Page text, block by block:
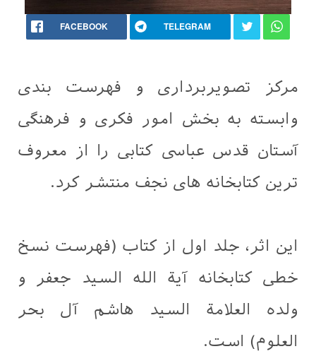
FACEBOOK TELEGRAM
مرکز تصویربرداری و فهرست بندی
وابسته به بخش امور فکری و فرهنگی
آستان قدس عباسی کتابی را از معروف
ترین کتابخانه های نجف منتشر کرد.
این اثر، جلد اول از کتاب (فهرست نسخ
خطی کتابخانه آیة الله السید جعفر و
ولده العلامة السید هاشم آل بحر
العلوم) است.